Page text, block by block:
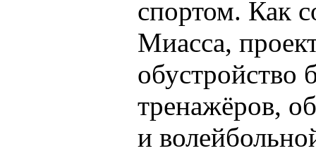
спортом. Как
Миасса,
обустройство
тренажёров,
и